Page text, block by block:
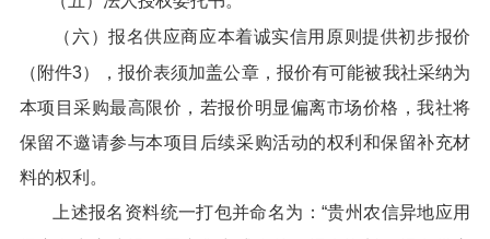
（六）报名供应商应本着诚实信用原则提供初步报价
（附件3），报价表须加盖公章，报价有可能被我社采纳为
本项目采购最高限价，若报价明显偏离市场价格，我社将
保留不邀请参与本项目后续采购活动的权利和保留补充材
料的权利。
上述报名资料统一打包并命名为：“贵州农信异地应用